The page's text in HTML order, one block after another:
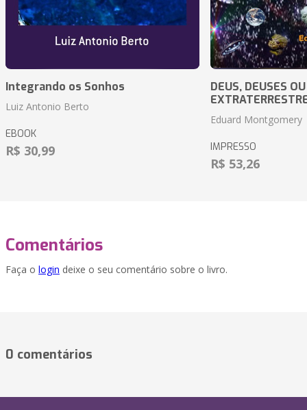
Integrando os Sonhos
Luiz Antonio Berto
EBOOK
R$ 30,99
DEUS, DEUSES OU
Eduard Montgomery
IMPRESSO
R$ 53,26
Comentários
Faça o login deixe o seu comentário sobre o livro.
0 comentários